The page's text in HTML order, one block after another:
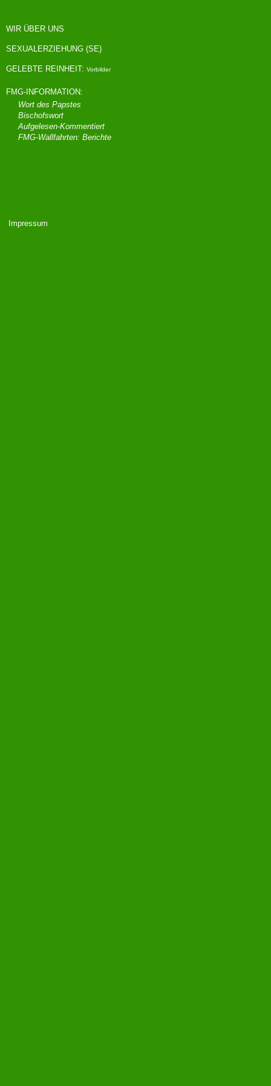
WIR ÜBER UNS
SEXUALERZIEHUNG (SE)
GELEBTE REINHEIT: Vorbilder
FMG-INFORMATION:
Wort des Papstes
Bischofswort
Aufgelesen-Kommentiert
FMG-Wallfahrten: Berichte
Impressum